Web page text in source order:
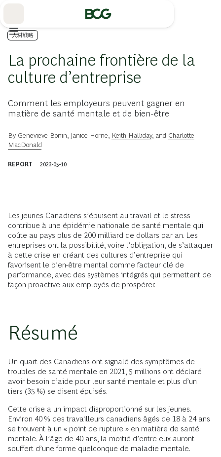
人材戦略
La prochaine frontière de la
culture d’entreprise
Comment les employeurs peuvent gagner en
matière de santé mentale et de bien-être
By Genevieve Bonin Janice Horne Keith Halliday, and Charlotte
MacDonald
REPORT 2023-05-10
Les jeunes Canadiens s’épuisent au travail et le stress
contribue à une épidémie nationale de santé mentale qui
coûte au pays plus de 200 milliard de dollars par an. Les
entreprises ont la possibilité, voire l’obligation, de s’attaquer
à cette crise en créant des cultures d’entreprise qui
favorisent le bien-être mental comme facteur clé de
performance, avec des systèmes intégrés qui permettent de
façon proactive aux employés de prospérer.
Résumé
Un quart des Canadiens ont signalé des symptômes de
troubles de santé mentale en 2021, 5 millions ont déclaré
avoir besoin d’aide pour leur santé mentale et plus d’un
tiers (35 %) se disent épuisés.
Cette crise a un impact disproportionné sur les jeunes.
Environ 40 % des travailleurs canadiens âgés de 18 à 24 ans
se trouvent à un « point de rupture » en matière de santé
mentale. À l’âge de 40 ans, la moitié d’entre eux auront
souffert d’une forme quelconque de maladie mentale.